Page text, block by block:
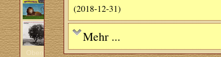
Oben
(2018-12-31)
Mehr ...